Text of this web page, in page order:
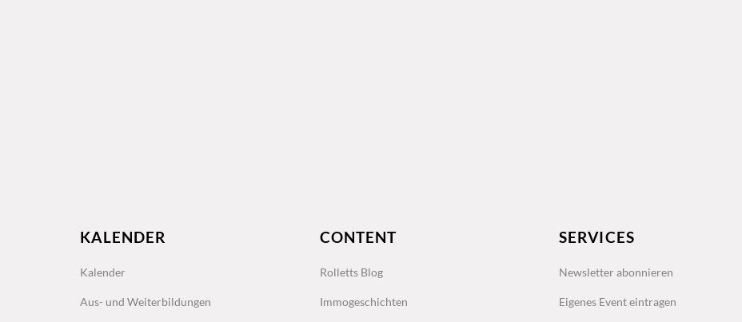
KALENDER
Kalender
Aus- und Weiterbildungen
CONTENT
Rolletts Blog
Immogeschichten
SERVICES
Newsletter abonnieren
Eigenes Event eintragen